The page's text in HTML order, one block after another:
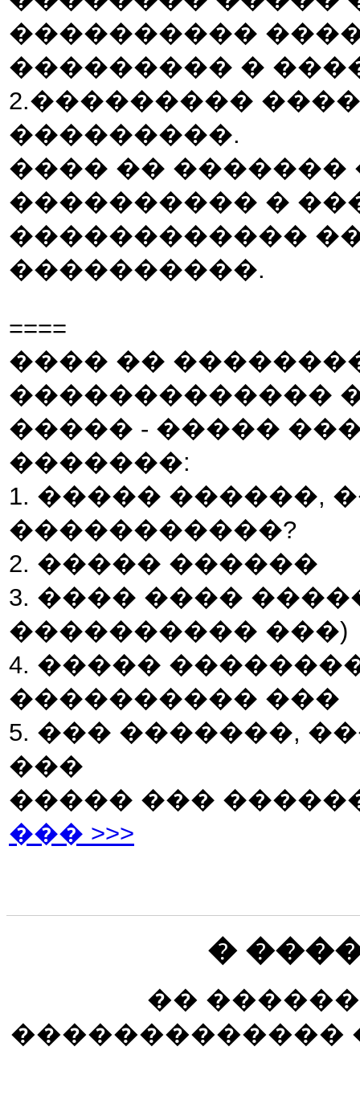
����������
��������� �
2.���������
���������.
���� �� �������
���������� �
������������
����������.
====
���� ��
�������������
����� - �����
�������:
1. ����� ������,
�����������?
2. ����� ������
3. ���� ����
���������� ���)
4. �����
���������� ���
5. ��� �������,
���
����� ���
��� >>>
�
��
�������������